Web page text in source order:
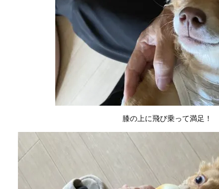
膝の上に飛び乗って満足！